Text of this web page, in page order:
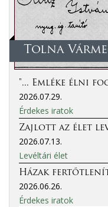
Tolna
"... Emléke élni
2026.07.29.
Érdekes iratok
Zajlott az élet
2026.07.13.
Levéltári élet
Házak
2026.06.26.
Érdekes iratok